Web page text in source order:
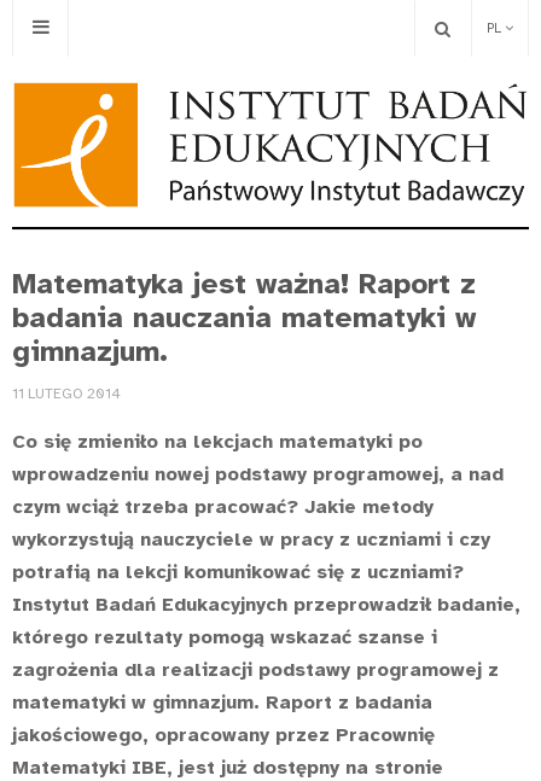
PL
Matematyka jest ważna! Raport z
badania nauczania matematyki w
gimnazjum.
11 LUTEGO 2014
Co się zmieniło na lekcjach matematyki po
wprowadzeniu nowej podstawy programowej, a nad
czym wciąż trzeba pracować? Jakie metody
wykorzystują nauczyciele w pracy z uczniami i czy
potrafią na lekcji komunikować się z uczniami?
Instytut Badań Edukacyjnych przeprowadził badanie,
którego rezultaty pomogą wskazać szanse i
zagrożenia dla realizacji podstawy programowej z
matematyki w gimnazjum. Raport z badania
jakościowego, opracowany przez Pracownię
Matematyki IBE, jest już dostępny na stronie